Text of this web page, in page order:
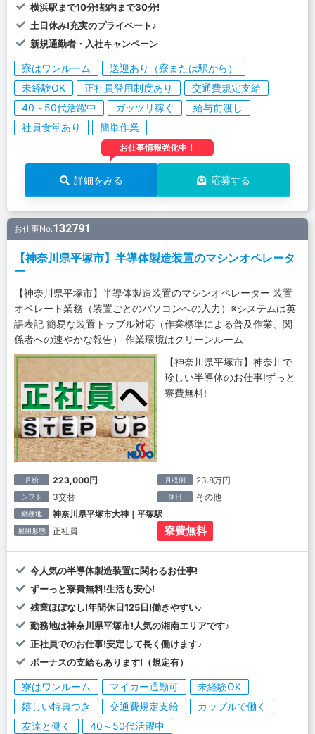
横浜駅まで10分!都内まで30分!
土日休み!充実のプライベート♪
新規通勤者・入社キャンペーン
寮はワンルーム
送迎あり（寮または駅から）
未経験OK
正社員登用制度あり
交通費規定支給
40～50代活躍中
ガッツリ稼ぐ
給与前渡し
社員食堂あり
簡単作業
お仕事情報強化中！
詳細をみる 応募する
お仕事No.132791
【神奈川県平塚市】半導体製造装置のマシンオペレータ
ー
【神奈川県平塚市】半導体製造装置のマシンオペレーター 装置
オペレート業務（装置ごとのパソコンへの入力）※システムは英
語表記 簡易な装置トラブル対応（作業標準による普及作業、関
係者への速やかな報告） 作業環境はクリーンルーム
【神奈川県平塚市】神奈川で
珍しい半導体のお仕事!ずっと
寮費無料!
月給 223,000円 月収例 23.8万円
シフト 3交替 休日 その他
勤務地 神奈川県平塚市大神｜平塚駅
雇用形態 正社員 寮費無料
今人気の半導体製造装置に関わるお仕事!
ずーっと寮費無料!生活も安心!
残業ほぼなし!年間休日125日!働きやすい♪
勤務地は神奈川県平塚市!人気の湘南エリアです♪
正社員でのお仕事!安定して長く働けます♪
ボーナスの支給もあります!（規定有）
寮はワンルーム マイカー通勤可
未経験OK
嬉しい特典つき
交通費規定支給
カップルで働く
友達と働く
40～50代活躍中